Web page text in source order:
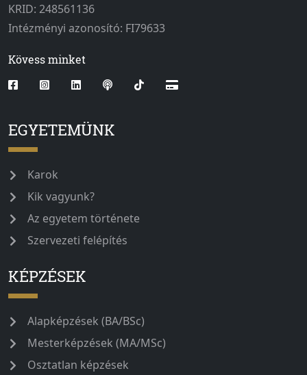
KRID: 248561136
Intézményi azonosító: FI79633
Kövess minket
EGYETEMÜNK
Karok
Kik vagyunk?
Az egyetem története
Szervezeti felépítés
KÉPZÉSEK
Alapképzések (BA/BSc)
Mesterképzések (MA/MSc)
Osztatlan képzések